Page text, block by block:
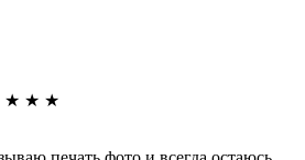
★ ★ ★